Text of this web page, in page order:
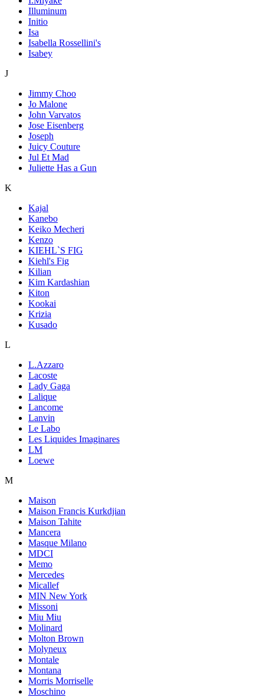
Illuminum
Initio
Isa
Isabella Rossellini's
Isabey
J
Jimmy Choo
Jo Malone
John Varvatos
Jose Eisenberg
Joseph
Juicy Couture
Jul Et Mad
Juliette Has a Gun
K
Kajal
Kanebo
Keiko Mecheri
Kenzo
KIEHL`S FIG
Kiehl's Fig
Kilian
Kim Kardashian
Kiton
Kookai
Krizia
Kusado
L
L.Azzaro
Lacoste
Lady Gaga
Lalique
Lancome
Lanvin
Le Labo
Les Liquides Imaginares
LM
Loewe
M
Maison
Maison Francis Kurkdjian
Maison Tahite
Mancera
Masque Milano
MDCI
Memo
Mercedes
Micallef
MIN New York
Missoni
Miu Miu
Molinard
Molton Brown
Molyneux
Montale
Montana
Morris Morriselle
Moschino